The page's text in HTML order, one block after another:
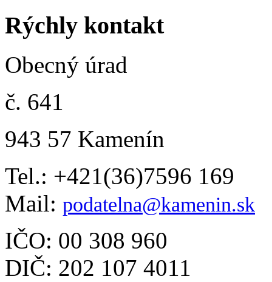
Rýchly kontakt
Obecný úrad
č. 641
943 57 Kamenín
Tel.: +421(36)7596 169
Mail: podatelna@kamenin.sk
IČO: 00 308 960
DIČ: 202 107 4011